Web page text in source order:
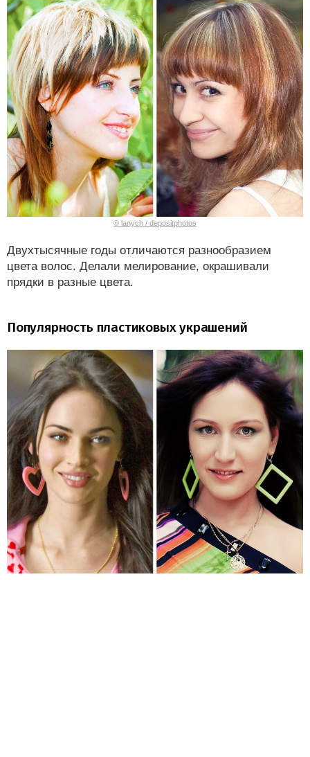
© lanych / depositphotos
Двухтысячные годы отличаются разнообразием
цвета волос. Делали мелирование, окрашивали
прядки в разные цвета.
Популярность пластиковых украшений